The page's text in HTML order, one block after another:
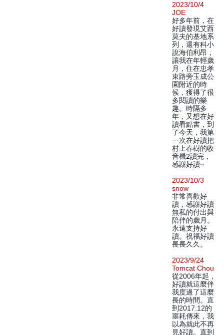
2023/10/4
JOE
好多年前，在
好讀發現艾西
莫夫的基地系
列，還有科小
說海伯利昂，
讓我在年輕歲
月，住在忠孝
東路旁玉成公
園附近的時
候，獲得了很
多閱讀的樂
趣。時隔多
年，又想在好
讀看點書，到
了今天，我第
一次在好讀把
村上春樹的收
音機2讀完，
感謝好讀~
2023/10/3
snow
非常喜歡好
讀，感謝好讀
無私的付出與
陪伴的歲月。
永遠支持好
讀。祝福好讀
長長久久。
2023/9/24
Tomcat Chou
從2006年起，
好讀就這麼伴
我度過了這麼
長的時間。直
到2017.12的
噩耗傳來，我
以為就此不再
見好讀。直到